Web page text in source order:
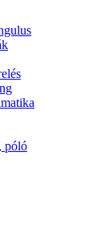
póló